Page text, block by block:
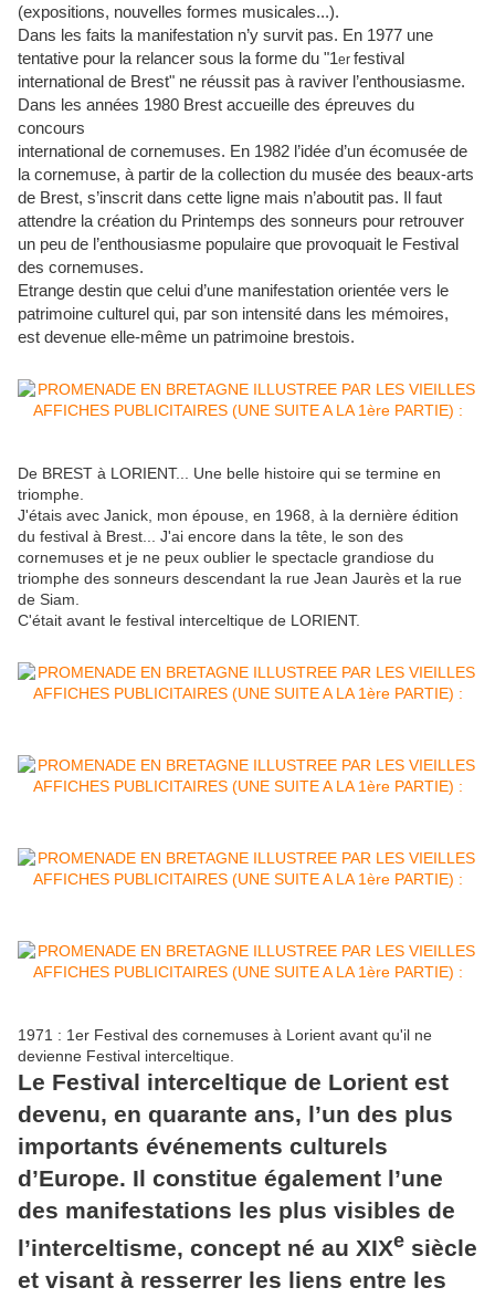
(expositions, nouvelles formes musicales...).
Dans les faits la manifestation n’y survit pas. En 1977 une
tentative pour la relancer sous la forme du "1er festival
international de Brest" ne réussit pas à raviver l’enthousiasme.
Dans les années 1980 Brest accueille des épreuves du
concours
international de cornemuses. En 1982 l’idée d’un écomusée de
la cornemuse, à partir de la collection du musée des beaux-arts
de Brest, s’inscrit dans cette ligne mais n’aboutit pas. Il faut
attendre la création du Printemps des sonneurs pour retrouver
un peu de l’enthousiasme populaire que provoquait le Festival
des cornemuses.
Etrange destin que celui d’une manifestation orientée vers le
patrimoine culturel qui, par son intensité dans les mémoires,
est devenue elle-même un patrimoine brestois.
De BREST à LORIENT... Une belle histoire qui se termine en
triomphe.
J'étais avec Janick, mon épouse, en 1968, à la dernière édition
du festival à Brest... J'ai encore dans la tête, le son des
cornemuses et je ne peux oublier le spectacle grandiose du
triomphe des sonneurs descendant la rue Jean Jaurès et la rue
de Siam.
C'était avant le festival interceltique de LORIENT.
1971 : 1er Festival des cornemuses à Lorient avant qu'il ne
devienne Festival interceltique.
Le Festival interceltique de Lorient est
devenu, en quarante ans, l’un des plus
importants événements culturels
d’Europe. Il constitue également l’une
des manifestations les plus visibles de
l’interceltisme, concept né au XIXe siècle
et visant à resserrer les liens entre les